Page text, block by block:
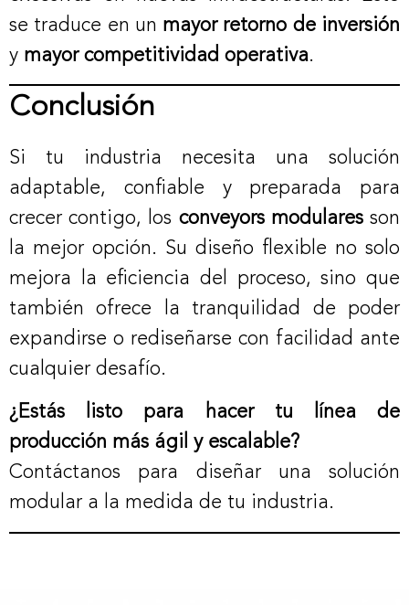
se traduce en un mayor retorno de inversión
y mayor competitividad operativa.
Conclusión
Si tu industria necesita una solución
adaptable, confiable y preparada para
crecer contigo, los conveyors modularesson
la mejor opción. Su diseño flexible no solo
mejora la eficiencia del proceso, sino que
también ofrece la tranquilidad de poder
expandirse o rediseñarse con facilidad ante
cualquier desafío.
¿Estás listo para hacer tu línea de
producción más ágil y escalable?
Contáctanos para diseñar una solución
modular a la medida de tu industria.